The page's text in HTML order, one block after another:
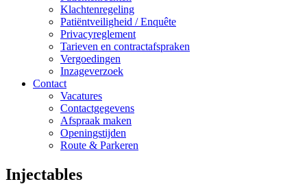
Klachtenregeling
Patiëntveiligheid / Enquête
Privacyreglement
Tarieven en contractafspraken
Vergoedingen
Inzageverzoek
Contact
Vacatures
Contactgegevens
Afspraak maken
Openingstijden
Route & Parkeren
Injectables